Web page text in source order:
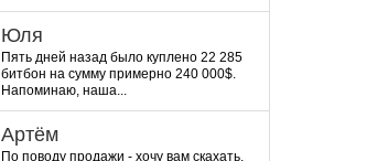
Юля
Пять дней назад было куплено 22 285
битбон на сумму примерно 240 000$.
Напоминаю, наша...
Артём
По поводу продажи - хочу вам скахать,